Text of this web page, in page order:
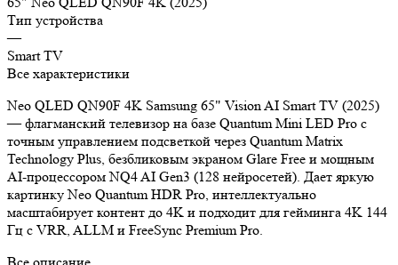
Тип устройства
—
Smart TV
Все характеристики
Neo QLED QN90F 4K Samsung 65" Vision AI Smart TV (2025)
— флагманский телевизор на базе Quantum Mini LED Pro с
точным управлением подсветкой через Quantum Matrix
Technology Plus, безбликовым экраном Glare Free и мощным
AI-процессором NQ4 AI Gen3 (128 нейросетей). Дает яркую
картинку Neo Quantum HDR Pro, интеллектуально
масштабирует контент до 4K и подходит для гейминга 4K 144
Гц с VRR, ALLM и FreeSync Premium Pro.